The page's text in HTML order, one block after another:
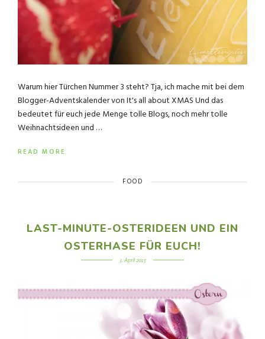
Warum hier Türchen Nummer 3 steht? Tja, ich mache mit bei dem
Blogger-Adventskalender von It's all about XMAS Und das
bedeutet für euch jede Menge tolle Blogs, noch mehr tolle
Weihnachtsideen und …
READ MORE
FOOD
LAST-MINUTE-OSTERIDEEN UND EIN
OSTERHASE FÜR EUCH!
3. April 2015